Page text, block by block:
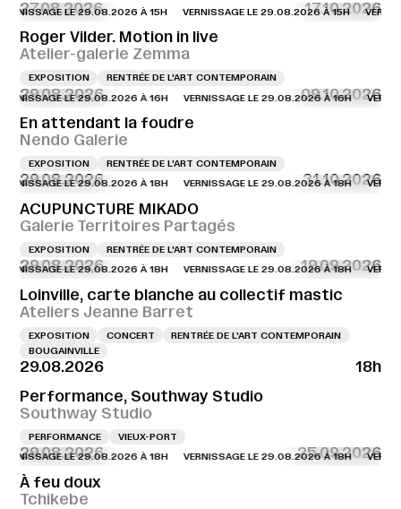
27.08.2026 17.10.2026
LE 29.08.2026 À 15H VERNISSAGE LE 29.08.2026 À 15H
Roger Vilder. Motion in live
Atelier-galerie Zemma
EXPOSITION RENTRÉE DE L'ART CONTEMPORAIN
29.08.2026 09.10.2026
LE 29.08.2026 À 16H VERNISSAGE LE 29.08.2026 À 16H
En attendant la foudre
Nendo Galerie
EXPOSITION RENTRÉE DE L'ART CONTEMPORAIN
29.08.2026 31.10.2026
LE 29.08.2026 À 18H VERNISSAGE LE 29.08.2026 À 18H
ACUPUNCTURE MIKADO
Galerie Territoires Partagés
EXPOSITION RENTRÉE DE L'ART CONTEMPORAIN
29.08.2026 19.09.2026
LE 29.08.2026 À 18H VERNISSAGE LE 29.08.2026 À 18H
Loinville, carte blanche au collectif mastic
Ateliers Jeanne Barret
EXPOSITION CONCERT
RENTRÉE DE L'ART CONTEMPORAIN
BOUGAINVILLE
29.08.2026
18h
Performance, Southway Studio
Southway Studio
PERFORMANCE VIEUX-PORT
29.08.2026 25.09.2026
LE 29.08.2026 À 18H VERNISSAGE LE 29.08.2026 À 18H
À feu doux
Tchikebe